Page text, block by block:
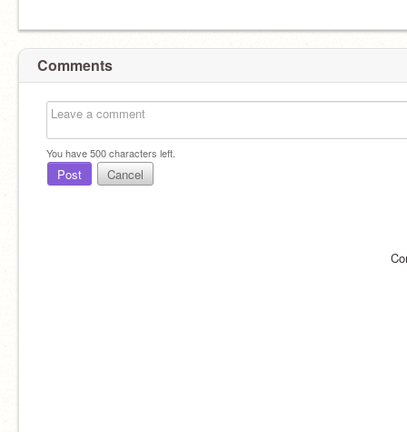
Comments
You have500characters left.
Post Cancel